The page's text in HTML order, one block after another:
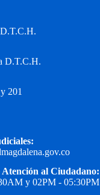
D.T.C.H.
201
al Ciudadano:
y 02PM - 05:30PM